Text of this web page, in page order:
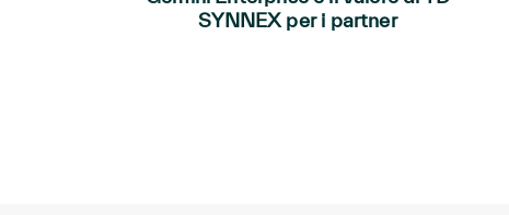
SYNNEX per i partner